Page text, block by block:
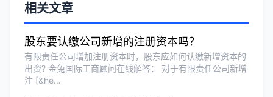
刘总
美！
相关文章
股东要认缴公司新增的注册资本吗？
有限责任公司增加注册资本时，股东应如何认缴新增资本的
出资? 金兔国际工商顾问在线解答： 对于有限责任公司新增
注 [&he…